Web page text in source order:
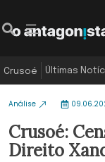
Crusoé Últimas
Análise
Crusoé:
Direito